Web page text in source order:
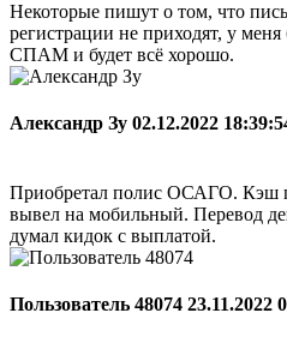
Некоторые пишут о том, что
регистрации не приходят, у
СПАМ и будет всё хорошо.
Александр Зу 02.12.2022
Приобретал полис ОСАГО. Кэш
вывел на мобильный. Перевод
думал кидок с выплатой.
Пользователь 48074 23.11.2022